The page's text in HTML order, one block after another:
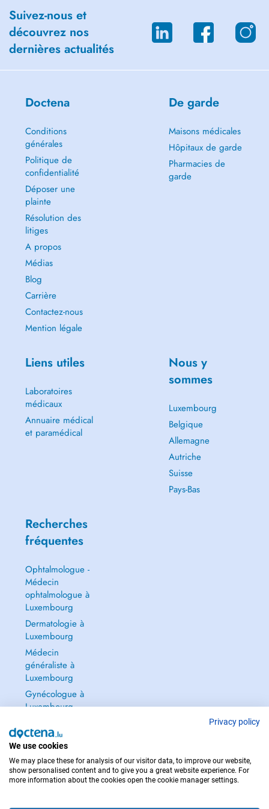
Suivez-nous et
découvrez nos
dernières actualités
Doctena
Conditions
générales
Politique de
confidentialité
Déposer une
plainte
Résolution des
litiges
A propos
Médias
Blog
Carrière
Contactez-nous
Mention légale
De garde
Maisons médicales
Hôpitaux de garde
Pharmacies de
garde
Liens utiles
Laboratoires
médicaux
Annuaire médical
et paramédical
Nous y
sommes
Luxembourg
Belgique
Allemagne
Autriche
Suisse
Pays-Bas
Recherches
fréquentes
Ophtalmologue -
Médecin
ophtalmologue à
Luxembourg
Dermatologie à
Luxembourg
Médecin
généraliste à
Luxembourg
Gynécologue à
Luxembourg
POUR LES URGENCES, CONSULTEZ : 112
Privacy policy
We use cookies
We may place these for analysis of our visitor data, to improve our website,
show personalised content and to give you a great website experience. For
more information about the cookies open the cookie manager settings.